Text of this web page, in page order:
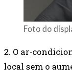
Foto do
2. O ar-
local sem o